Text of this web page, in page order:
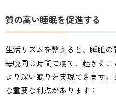
質の高い睡眠を促進する
生活リズムを整えると、睡眠の
毎晩同じ時間に寝て、起きるこ
より深い眠りを実現できます
な重要な利点があります：